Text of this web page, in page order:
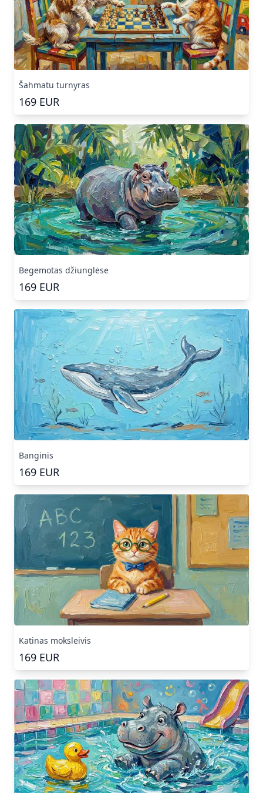
Šahmatu turnyras
169 EUR
Begemotas džiunglėse
169 EUR
Banginis
169 EUR
Katinas moksleivis
169 EUR